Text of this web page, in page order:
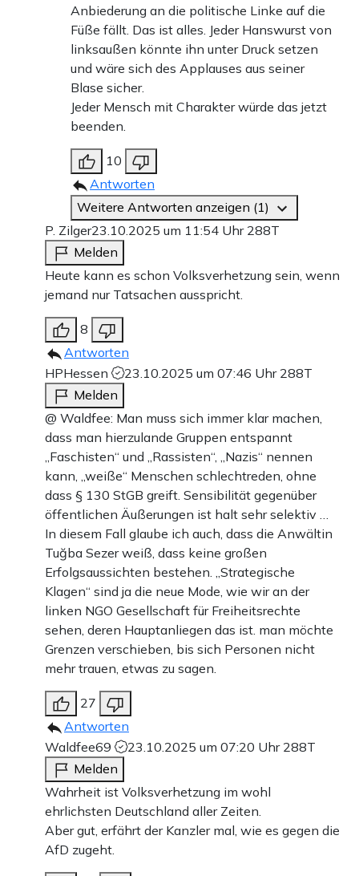
Anbiederung an die politische Linke auf die
Füße fällt. Das ist alles. Jeder Hanswurst von
linksaußen könnte ihn unter Druck setzen
und wäre sich des Applauses aus seiner
Blase sicher.
Jeder Mensch mit Charakter würde das jetzt
beenden.
10
Antworten
Weitere Antworten anzeigen (1)
P. Zilger23.10.2025 um 11:54 Uhr 288T
Melden
Heute kann es schon Volksverhetzung sein, wenn
jemand nur Tatsachen ausspricht.
8
Antworten
HPHessen
23.10.2025 um 07:46 Uhr 288T
Melden
@ Waldfee: Man muss sich immer klar machen,
dass man hierzulande Gruppen entspannt
„Faschisten“ und „Rassisten“, „Nazis“ nennen
kann, „weiße“ Menschen schlechtreden, ohne
dass § 130 StGB greift. Sensibilität gegenüber
öffentlichen Äußerungen ist halt sehr selektiv …
In diesem Fall glaube ich auch, dass die Anwältin
Tuğba Sezer weiß, dass keine großen
Erfolgsaussichten bestehen. „Strategische
Klagen“ sind ja die neue Mode, wie wir an der
linken NGO Gesellschaft für Freiheitsrechte
sehen, deren Hauptanliegen das ist. man möchte
Grenzen verschieben, bis sich Personen nicht
mehr trauen, etwas zu sagen.
27
Antworten
Waldfee69
23.10.2025 um 07:20 Uhr 288T
Melden
Wahrheit ist Volksverhetzung im wohl
ehrlichsten Deutschland aller Zeiten.
Aber gut, erfährt der Kanzler mal, wie es gegen die
AfD zugeht.